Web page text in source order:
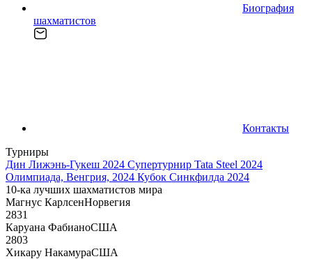
Биография
шахматистов
Контакты
Турниры
Дин Лижэнь-Гукеш 2024 Супертурнир Tata Steel 2024
Олимпиада, Венгрия, 2024 Кубок Синкфилда 2024
10-ка лучших шахматистов мира
Магнус КарлсенНорвегия
2831
Каруана ФабианоСША
2803
Хикару НакамураСША